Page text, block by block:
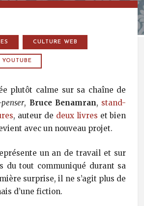
CULTURE WEB
YOUTUBE
plutôt calme sur sa chaîne de
, Bruce Benamran, stand-
, auteur de deux livres et bien
avec un nouveau projet.
un an de travail et sur
du tout communiqué durant sa
surprise, il ne s’agit plus de
d’une fiction.